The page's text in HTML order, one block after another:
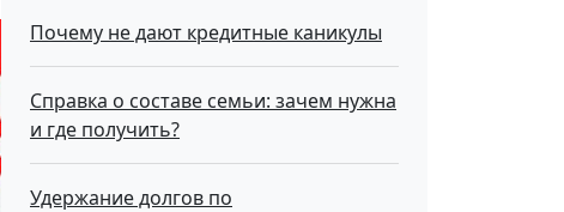
Почему не дают кредитные каникулы
Справка о составе семьи: зачем нужна
и где получить?
Удержание долгов по